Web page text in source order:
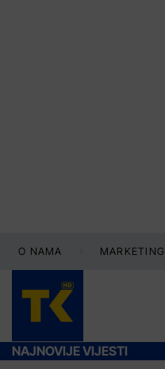
O NAMA MARKETING
NAJNOVIJE VIJESTI